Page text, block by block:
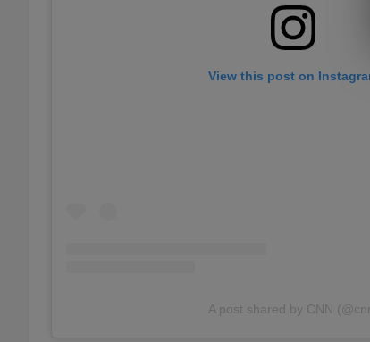
View this post on
A post shared by CNN